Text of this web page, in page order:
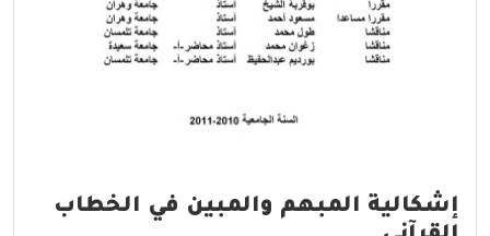
إشكالية المبهم والمبين في الخطاب